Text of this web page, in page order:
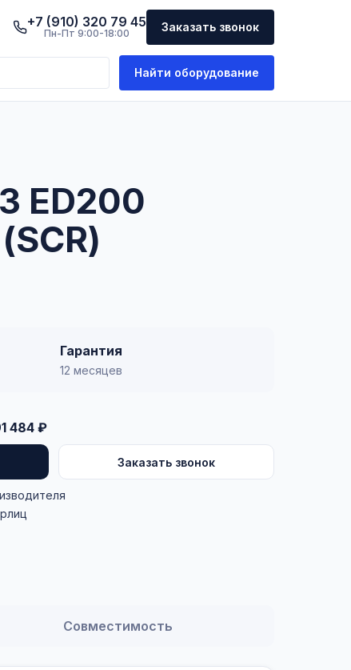
+7 (910) 320 79 45
Пн-Пт 9:00-18:00 Заказать звонок
Найти оборудование
ED200
Гарантия
12 месяцев
484 ₽
Заказать звонок
Совместимость